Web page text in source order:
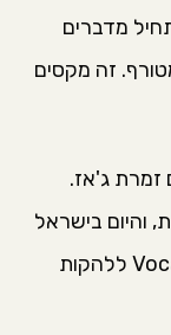
מדברים
זה מקסים
זמרת ג'אז.
והיום בישראל
אני משתתפת בג'אמים פתוחים ועושה Vocals ללהקות